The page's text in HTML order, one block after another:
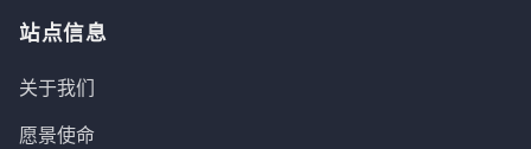
站点信息
关于我们
愿景使命